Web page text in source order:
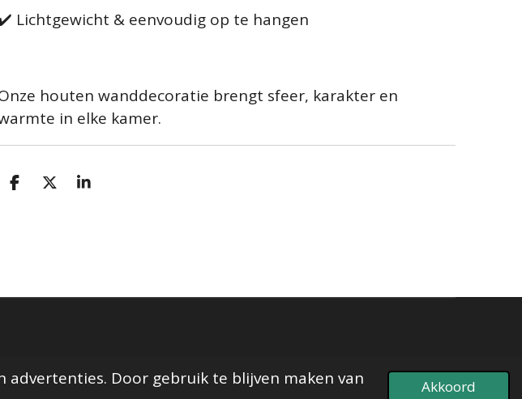
Door gebruik te blijven maken van
Akkoord
Lichtgewicht & eenvoudig op te hangen
houten wanddecoratie brengt sfeer, karakter en
in elke kamer.
D
D
S